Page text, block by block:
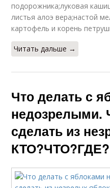
подорожника;луковая
листья алоэ вера;настой
картофель и корень
Читать дальше →
Что делать с
недозрелыми.
сделать из
КТО?ЧТО?ГДЕ?